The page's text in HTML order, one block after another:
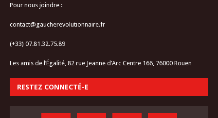
Pour nous joindre :
contact@gaucherevolutionnaire.fr
(+33) 07.81.32.75.89
Les amis de l’Égalité, 82 rue Jeanne d’Arc Centre 166, 76000 Rouen
RESTEZ CONNECTÉ-E